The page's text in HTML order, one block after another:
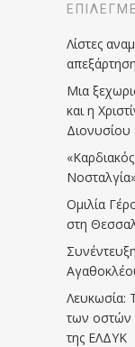
Λίστες
Μια
και η
Ομιλία
στη
Λευκωσία:
των οστών
της ΕΛΔΥΚ